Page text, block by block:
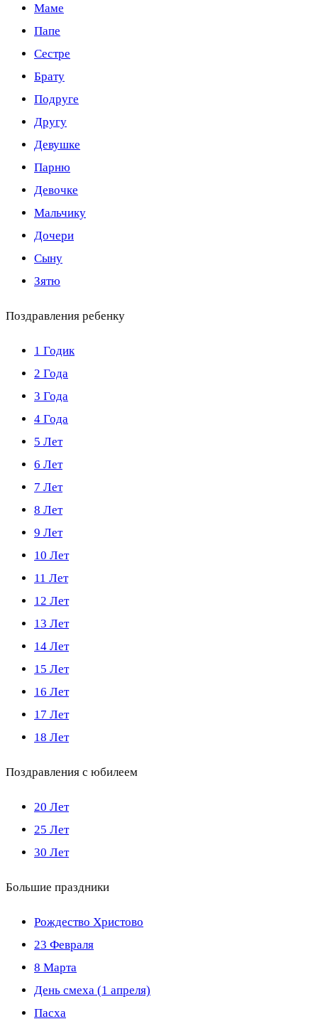
Маме
Папе
Сестре
Брату
Подруге
Другу
Девушке
Парню
Девочке
Мальчику
Дочери
Сыну
Зятю
Поздравления ребенку
1 Годик
2 Года
3 Года
4 Года
5 Лет
6 Лет
7 Лет
8 Лет
9 Лет
10 Лет
11 Лет
12 Лет
13 Лет
14 Лет
15 Лет
16 Лет
17 Лет
18 Лет
Поздравления с юбилеем
20 Лет
25 Лет
30 Лет
Большие праздники
Рождество Христово
23 Февраля
8 Марта
День смеха (1 апреля)
Пасха